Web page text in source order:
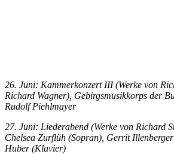
26. Juni: Kammerkonzert III (Werke von
Richard Wagner), Gebirgsmusikkorps der
Rudolf Piehlmayer
27. Juni: Liederabend (Werke von Richard
Chelsea Zurflüh (Sopran), Gerrit
Huber (Klavier)